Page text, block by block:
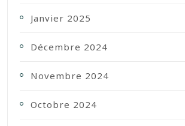
Janvier 2025
Décembre 2024
Novembre 2024
Octobre 2024